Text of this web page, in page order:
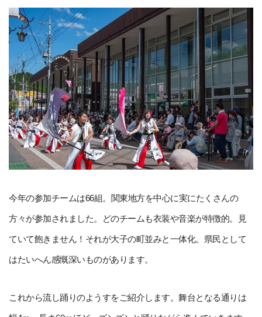
今年の参加チームは66組。関東地方を中心に実にたくさんの
方々が参加されました。どのチームも衣装や音楽が特徴的。見
ていて飽きません！それが大子の町並みと一体化。県民として
はたいへん感慨深いものがあります。
これから流し踊りのようすをご紹介します。舞台となる通りは